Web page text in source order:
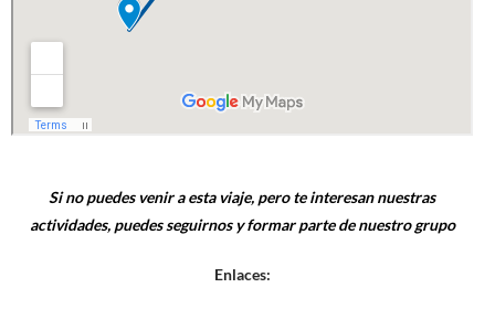
Si no puedes venir a esta viaje, pero te interesan nuestras
actividades, puedes seguirnos y formar parte de nuestro grupo
Enlaces: